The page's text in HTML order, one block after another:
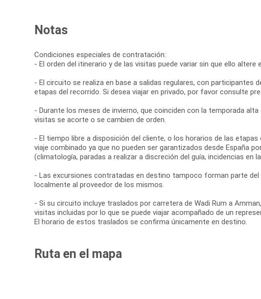
Notas
Condiciones especiales de contratación:
- El orden del itinerario y de las visitas puede variar sin que ello altere
- El circuito se realiza en base a salidas regulares, con
etapas del recorrido. Si desea viajar en privado, por favor consulte
- Durante los meses de invierno, que coinciden con la temporada
visitas se acorte o se cambien de orden.
- El tiempo libre a disposición del cliente, o los horarios de las
viaje combinado ya que no pueden ser garantizados desde España
(climatología, paradas a realizar a discreción del guía, incidencias en
- Las excursiones contratadas en destino tampoco forman parte
localmente al proveedor de los mismos.
- Si su circuito incluye traslados por carretera de Wadi Rum a
visitas incluidas por lo que se puede viajar acompañado de un
El horario de estos traslados se confirma únicamente en destino.
Ruta en el mapa